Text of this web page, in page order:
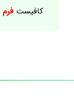
کافیستفرم